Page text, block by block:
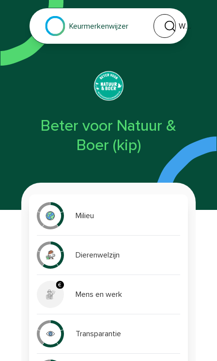
Keurmerkenwijzer
Welk keurmerk of
Beter voor Natuur &
Boer (kip)
Milieu
Dierenwelzijn
Mens en werk
Transparantie